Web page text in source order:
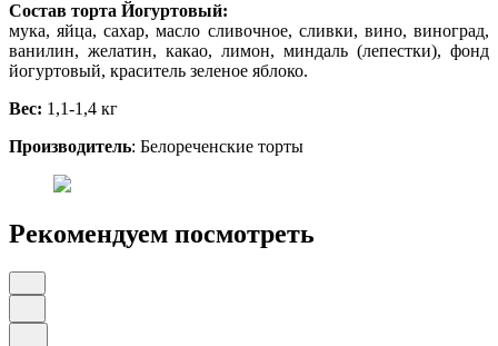
Состав торта Йогуртовый:
мука, яйца, сахар, масло сливочное, сливки, вино, виноград,
ванилин, желатин, какао, лимон, миндаль (лепестки), фонд
йогуртовый, краситель зеленое яблоко.
Вес: 1,1-1,4 кг
Производитель: Белореченские торты
Рекомендуем посмотреть